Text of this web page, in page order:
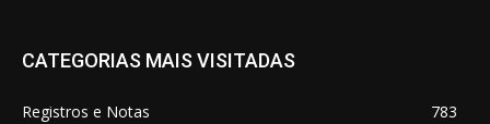
CATEGORIAS MAIS VISITADAS
Registros e Notas
783